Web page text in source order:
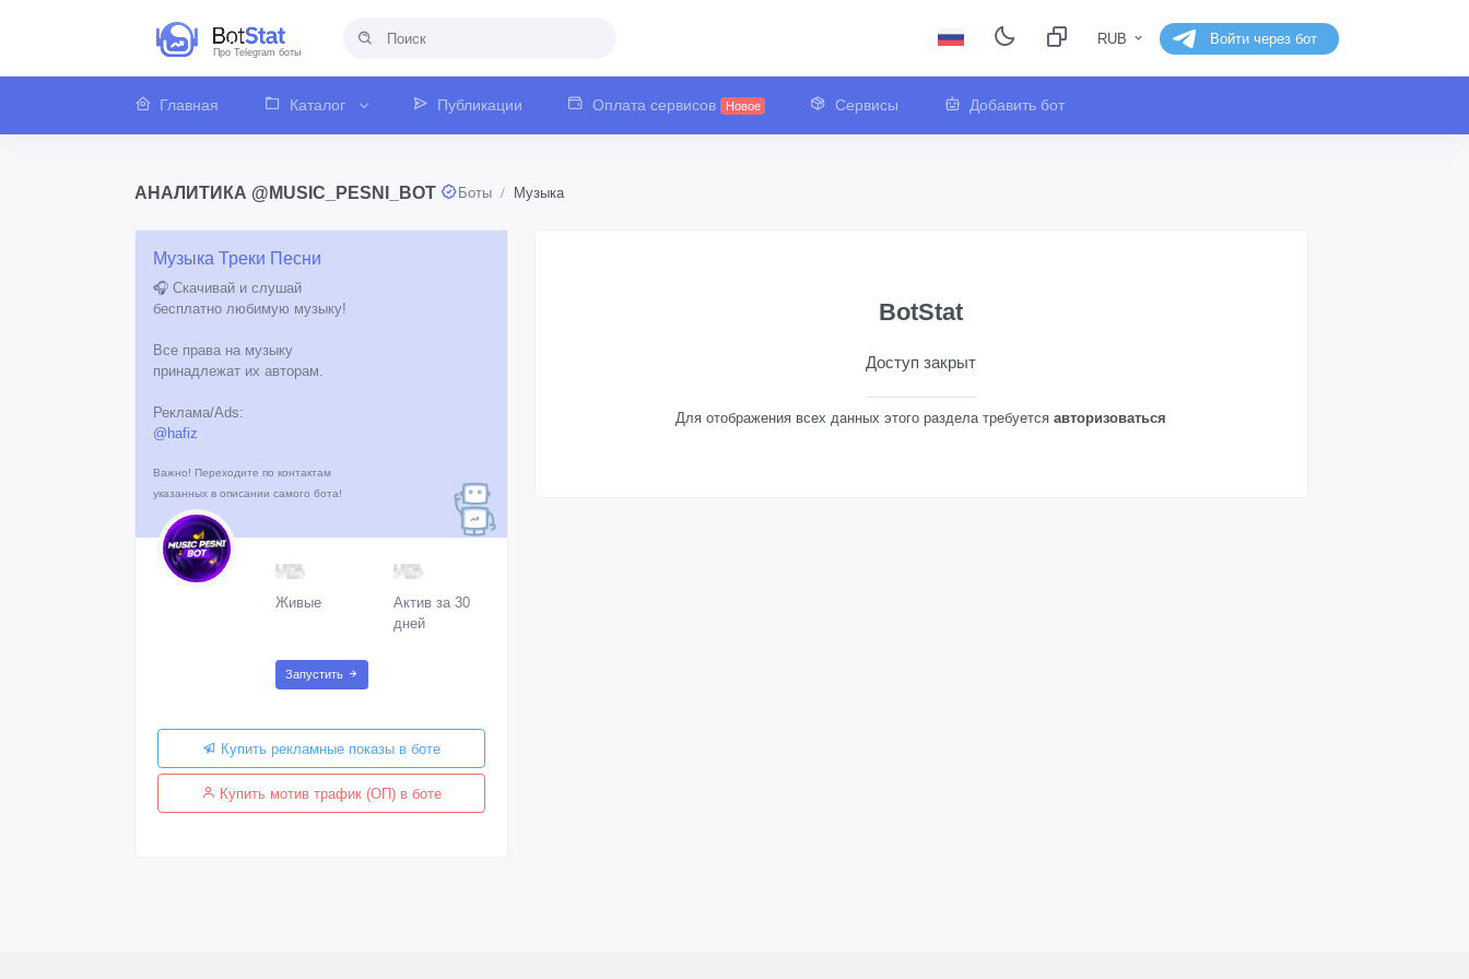
Про Telegram боты
RUB Войти через бот
Главная Каталог Публикации Оплата сервисов Новое Сервисы Добавить бот
АНАЛИТИКА @MUSIC_PESNI_BOT Боты Музыка
Музыка Треки Песни
🎧 Скачивай и слушай
бесплатно любимую музыку!
Все права на музыку
принадлежат их авторам.
Реклама/Ads:
@hafiz
Важно! Переходите по контактам
указанных в описании самого бота!
Живые
Актив за 30
дней
Запустить
Купить рекламные показы в боте
Купить мотив трафик (ОП) в боте
BotStat
Доступ закрыт
Для отображения всех данных этого раздела требуетсяавторизоваться